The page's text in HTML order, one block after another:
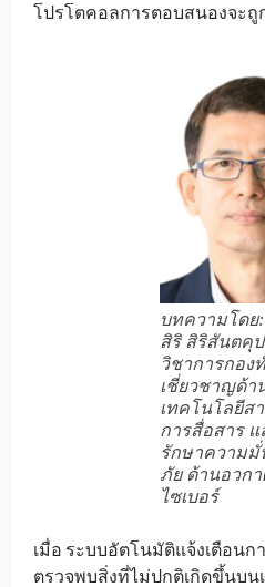
โปรโตคอลการตอบสนองจะถู
บทความโดย
สิริ สิริสันตคุ
วิชาการกอง
เชี่ยวชาญด้า
เทคโนโลยีส
การสื่อสาร แ
รักษาความมั่
ภัย ด้านอวก
ไซเบอร์
เมื่อ ระบบอัตโนมัติแจ้งเตือนก
ตรวจพบสิ่งที่ไม่ปกติเกิดขึ้นบน